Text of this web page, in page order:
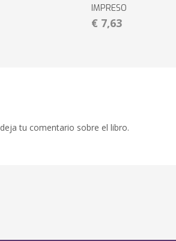
IMPRESO
€ 7,63
deja tu comentario sobre el libro.